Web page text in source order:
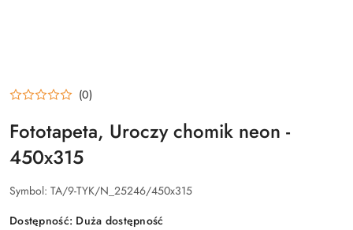
(0)
Fototapeta, Uroczy chomik neon -
450x315
Symbol: TA/9-TYK/N_25246/450x315
Dostępność: Duża dostępność